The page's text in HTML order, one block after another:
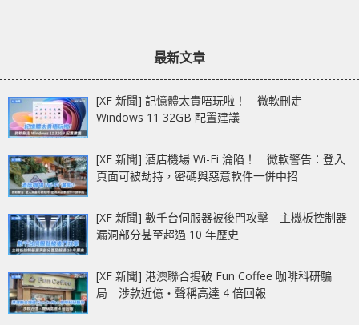
最新文章
[XF 新聞] 記憶體太貴唔玩啦！ 微軟刪走
Windows 11 32GB 配置建議
[XF 新聞] 酒店機場 Wi-Fi 淪陷！ 微軟警告：登入
頁面可被劫持，密碼與惡意軟件一併中招
[XF 新聞] 數千台伺服器被後門攻擊 主機板控制器
漏洞部分甚至超過 10 年歷史
[XF 新聞] 港澳聯合搗破 Fun Coffee 咖啡科研騙
局 涉款近億‧聲稱高達 4 倍回報